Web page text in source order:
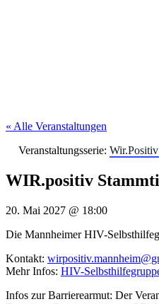
« Alle Veranstaltungen
Veranstaltungsserie:
WIR.positiv
20. Mai 2027 @ 18:00
Die Mannheimer HIV-
Kontakt:
Mehr Infos: HIV-
Infos zur Barrierearmut: Der